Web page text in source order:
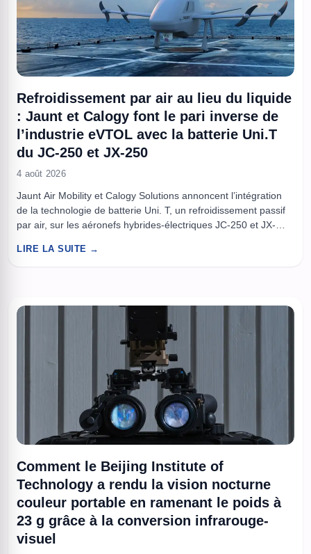
Refroidissement par air au lieu du liquide
: Jaunt et Calogy font le pari inverse de
l’industrie eVTOL avec la batterie Uni.T
du JC-250 et JX-250
4 août 2026
Jaunt Air Mobility et Calogy Solutions annoncent l’intégration
de la technologie de batterie Uni. T, un refroidissement passif
par air, sur les aéronefs hybrides-électriques JC-250 et JX-
proches du liquide tout en supprimant pompes et circuits. La
LIRE LA SUITE →
Comment le Beijing Institute of
Technology a rendu la vision nocturne
couleur portable en ramenant le poids à
23 g grâce à la conversion infrarouge-
visuel